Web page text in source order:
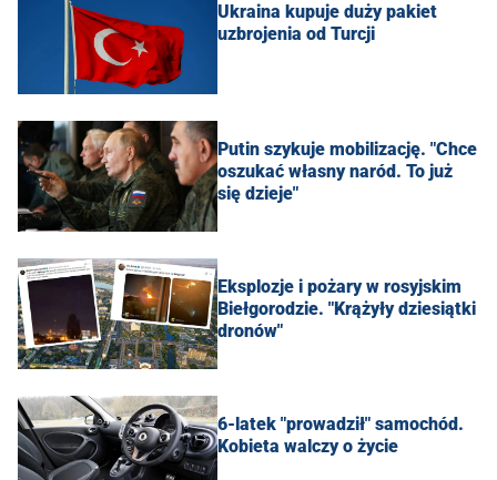
Ukraina kupuje duży pakiet
uzbrojenia od Turcji
Putin szykuje mobilizację. "Chce
oszukać własny naród. To już
się dzieje"
Eksplozje i pożary w rosyjskim
Biełgorodzie. "Krążyły dziesiątki
dronów"
6-latek "prowadził" samochód.
Kobieta walczy o życie